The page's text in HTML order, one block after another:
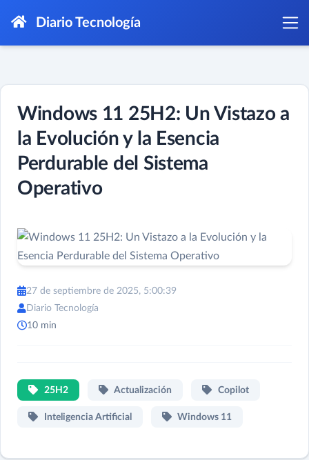
Diario Tecnología
Windows 11 25H2: Un Vistazo a
la Evolución y la Esencia
Perdurable del Sistema
Operativo
27 de septiembre de 2025, 5:00:39
Diario Tecnología
10 min
25H2 Actualización Copilot
Inteligencia Artificial Windows 11